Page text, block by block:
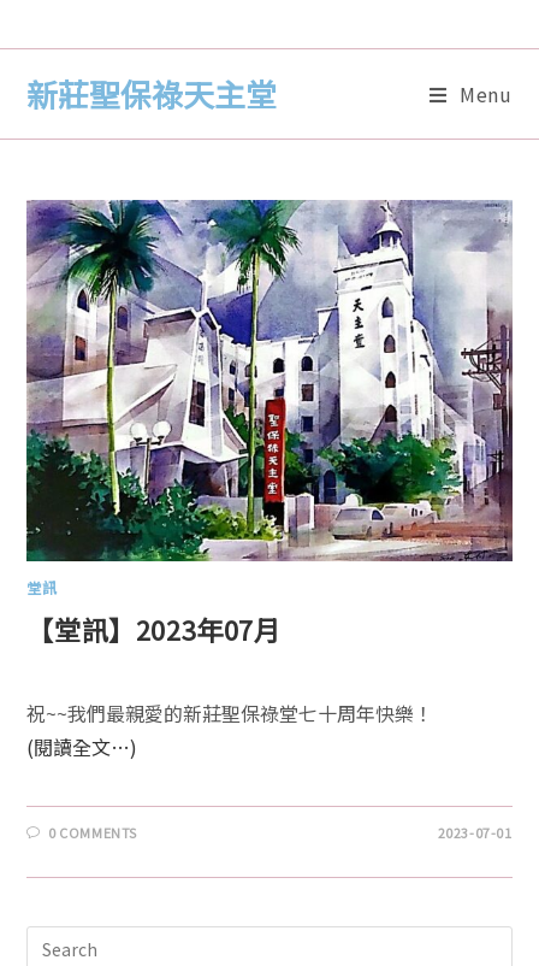
新莊聖保祿天主堂 Menu
堂訊
【堂訊】2023年07月
祝~~我們最親愛的新莊聖保祿堂七十周年快樂！
(閱讀全文…)
0 COMMENTS 2023-07-01